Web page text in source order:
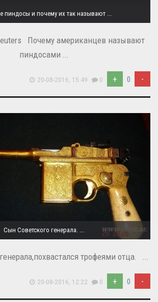
пиндосы и почему их так называют ...
Почему американцев называют
пиндосами ...
20-08-2016, 15:49 0 + 0 -
Сын Советского генерала. ...
трофеями отца. ...
20-08-2016, 12:22 0 + 0 -